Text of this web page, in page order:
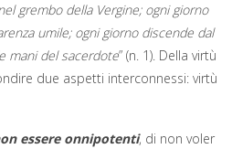
grembo della Vergine; ogni giorno
umile; ogni giorno discende dal
mani del sacerdote” (n. 1). Della virtù
due aspetti interconnessi: virtù
essere onnipotenti, di non voler